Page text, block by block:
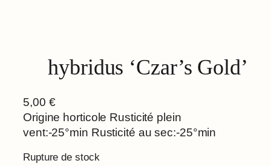
hybridus ‘Czar’s Gold’
5,00 €
Origine horticole Rusticité plein
vent:-25°min Rusticité au sec:-25°min
Rupture de stock